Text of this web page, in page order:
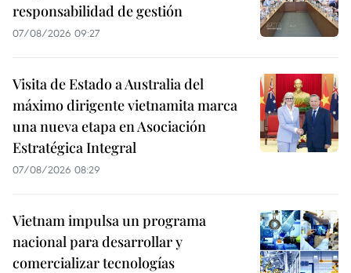
responsabilidad de gestión
07/08/2026 09:27
Visita de Estado a Australia del
máximo dirigente vietnamita marca
una nueva etapa en Asociación
Estratégica Integral
07/08/2026 08:29
Vietnam impulsa un programa
nacional para desarrollar y
comercializar tecnologías